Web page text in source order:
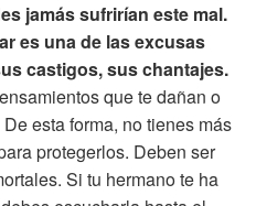
jamás sufrirían este mal.
es una de las excusas
castigos, sus chantajes.
que te dañan o
esta forma, no tienes más
protegerlos. Deben ser
Si tu hermano te ha